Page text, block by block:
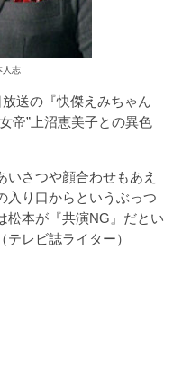
人志
送の『快傑えみちゃん
帝”上沼恵美子との異色
いさつや顔合わせもあえ
入り口からというぶっつ
松本が『共演NG』だとい
レビ誌ライター）